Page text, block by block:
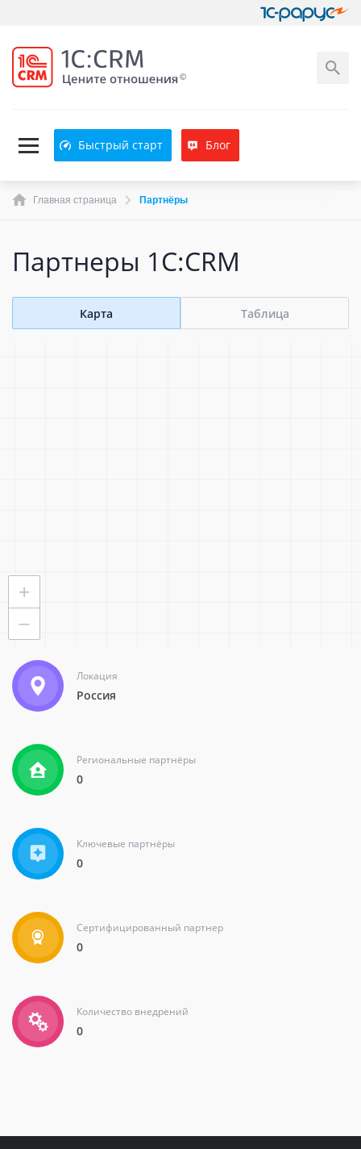
Быстрый старт Блог
Главная страница Партнёры
Партнеры 1C:CRM
Карта Таблица
+
—
Локация
Россия
Региональные партнёры
0
Ключевые партнёры
0
Сертифицированный партнер
0
Количество внедрений
0